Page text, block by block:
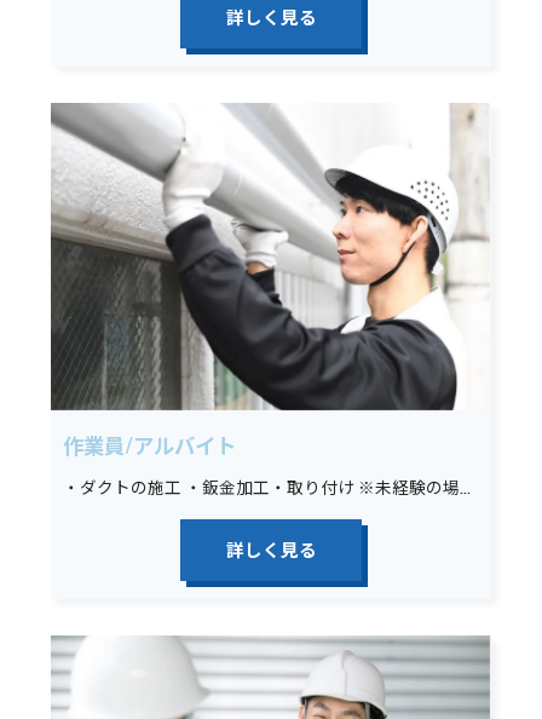
詳しく見る
作業員/アルバイト
・ダクトの施工 ・鈑金加工・取り付け ※未経験の場合は墨出し、材料運搬、その他簡単な手元作業から始めていただきます。
詳しく見る